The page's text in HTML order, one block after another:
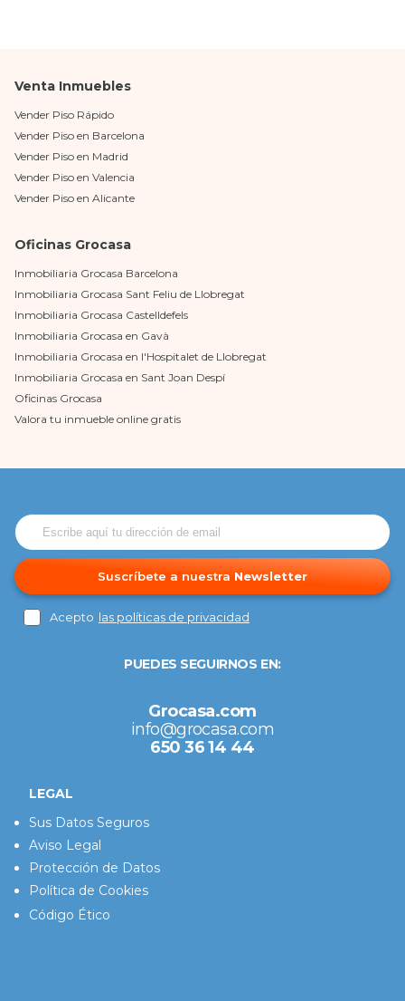
Venta Inmuebles
Vender Piso Rápido
Vender Piso en Barcelona
Vender Piso en Madrid
Vender Piso en Valencia
Vender Piso en Alicante
Oficinas Grocasa
Inmobiliaria Grocasa Barcelona
Inmobiliaria Grocasa Sant Feliu de Llobregat
Inmobiliaria Grocasa Castelldefels
Inmobiliaria Grocasa en Gavà
Inmobiliaria Grocasa en l'Hospitalet de Llobregat
Inmobiliaria Grocasa en Sant Joan Despí
Oficinas Grocasa
Valora tu inmueble online gratis
Suscríbete a nuestra Newsletter
Acepto las políticas de privacidad
LEGAL
Sus Datos Seguros
Aviso Legal
Protección de Datos
Política de Cookies
Código Ético
PUEDES SEGUIRNOS EN:
Grocasa.com
info@grocasa.com
650 36 14 44